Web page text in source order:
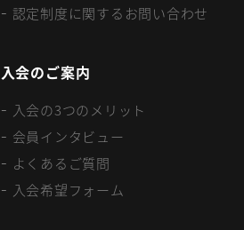
認定制度に関するお問い合わせ
入会のご案内
入会の3つのメリット
会員インタビュー
よくあるご質問
入会希望フォーム